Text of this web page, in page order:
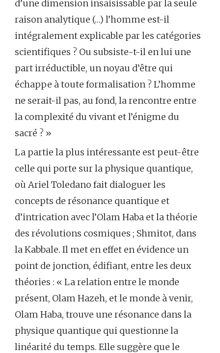
d’une dimension insaisissable par la seule
raison analytique (…) l’homme est-il
intégralement explicable par les catégories
scientifiques ? Ou subsiste-t-il en lui une
part irréductible, un noyau d’être qui
échappe à toute formalisation ? L’homme
ne serait-il pas, au fond, la rencontre entre
la complexité du vivant et l’énigme du
sacré ? »
La partie la plus intéressante est peut-être
celle qui porte sur la physique quantique,
où Ariel Toledano fait dialoguer les
concepts de résonance quantique et
d’intrication avec l’Olam Haba et la théorie
des révolutions cosmiques ; Shmitot, dans
la Kabbale. Il met en effet en évidence un
point de jonction, édifiant, entre les deux
théories : « La relation entre le monde
présent, Olam Hazeh, et le monde à venir,
Olam Haba, trouve une résonance dans la
physique quantique qui questionne la
linéarité du temps. Elle suggère que le